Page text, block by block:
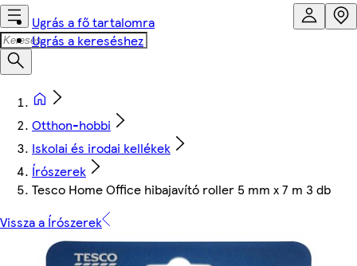
Ugrás a fő tartalomra
Ugrás a kereséshez
Otthon-hobbi
Iskolai és irodai kellékek
Írószerek
Tesco Home Office hibajavító roller 5 mm x 7 m 3 db
Vissza a Írószerek